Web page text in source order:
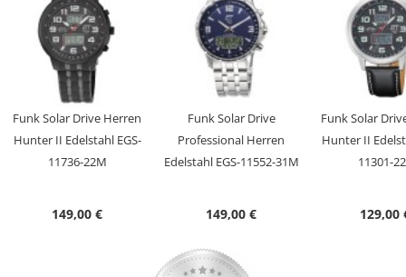
Batterie/ Akku Typ
ML1220 (Akku)
Zeitsignal
Uhrwerk
W346BT Empfang des Signals DCF 77
(Mainflingen DE)
Genauigkeit
+/- 1 Sekunde/1 Mio. Jahre
Anzeige
Chronograph
Überladeschutz, Weltzeit 38 Städte,
World Timer
Funk Solar Drive Herren
Hunter II Edelstahl EGS-
11736-22M
149,00 €
Funk Solar Drive
Professional Herren
Edelstahl EGS-11552-31M
149,00 €
Funk Solar
Hunter II
11301-
129,00